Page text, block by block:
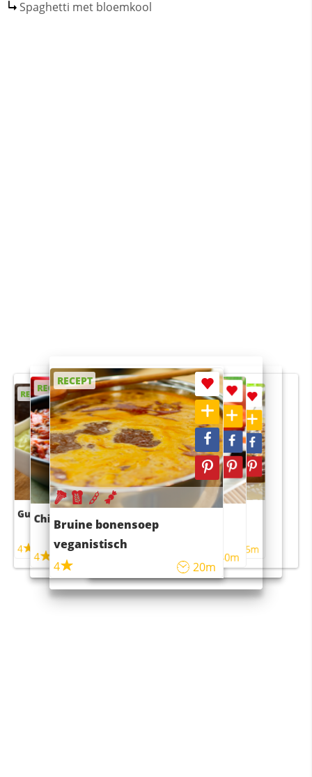
Spaghetti met bloemkool
RECEPT
Guacamole
4
RECEPT
Chili con carne
4
RECEPT
Bruine bonensoep
veganistisch
4
20m
RECEPT
Sushi rijstsalade
maaltijdsalade
40m
RECEPT
4 55m